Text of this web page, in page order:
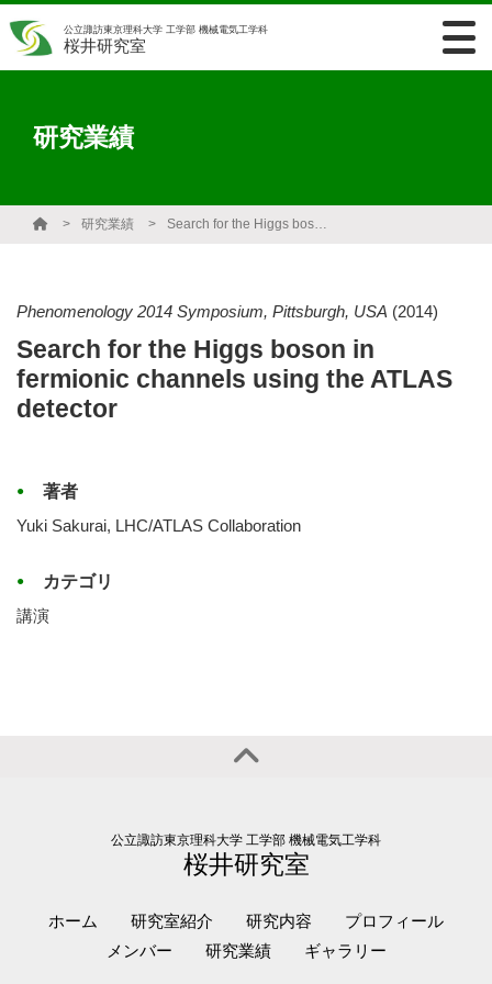
公立諏訪東京理科大学 工学部 機械電気工学科
桜井研究室
研究業績
研究業績 Search for the Higgs boson in fermionic channels using the ATLAS detector
Phenomenology 2014 Symposium, Pittsburgh, USA (2014)
Search for the Higgs boson in
fermionic channels using the ATLAS
detector
著者
Yuki Sakurai, LHC/ATLAS Collaboration
カテゴリ
講演
公立諏訪東京理科大学 工学部 機械電気工学科
桜井研究室
ホーム 研究室紹介 研究内容
プロフィール
メンバー
研究業績 ギャラリー